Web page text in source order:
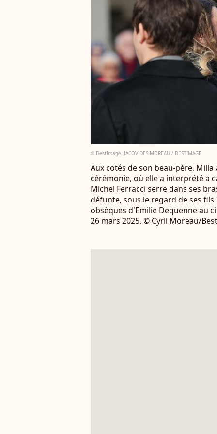
© BestImage, JACOVIDES-MOREAU / BESTIMAGE
Aux cotés de son beau-père,
cérémonie, où elle a interprété a
Michel Ferracci serre dans ses
défunte, sous le regard de ses
obsèques d'Emilie Dequenne au
26 mars 2025. © Cyril Moreau/